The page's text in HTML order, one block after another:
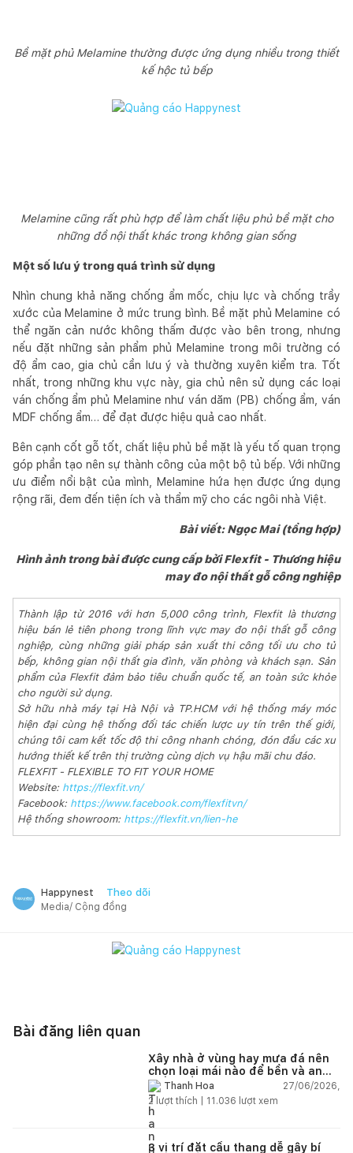
Bề mặt phủ Melamine thường được ứng dụng nhiều trong thiết
kế hộc tủ bếp
Melamine cũng rất phù hợp để làm chất liệu phủ bề mặt cho
những đồ nội thất khác trong không gian sống
Một số lưu ý trong quá trình sử dụng
Nhìn chung khả năng chống ẩm mốc, chịu lực và chống trầy
xước của Melamine ở mức trung bình. Bề mặt phủ Melamine có
thể ngăn cản nước không thấm được vào bên trong, nhưng
nếu đặt những sản phẩm phủ Melamine trong môi trường có
độ ẩm cao, gia chủ cần lưu ý và thường xuyên kiểm tra. Tốt
nhất, trong những khu vực này, gia chủ nên sử dụng các loại
ván chống ẩm phủ Melamine như ván dăm (PB) chống ẩm, ván
MDF chống ẩm… để đạt được hiệu quả cao nhất.
Bên cạnh cốt gỗ tốt, chất liệu phủ bề mặt là yếu tố quan trọng
góp phần tạo nên sự thành công của một bộ tủ bếp. Với những
ưu điểm nổi bật của mình, Melamine hứa hẹn được ứng dụng
rộng rãi, đem đến tiện ích và thẩm mỹ cho các ngôi nhà Việt.
Bài viết: Ngọc Mai (tổng hợp)
Hình ảnh trong bài được cung cấp bởi Flexfit - Thương hiệu
may đo nội thất gỗ công nghiệp
Thành lập từ 2016 với hơn 5,000 công trình, Flexfit là thương
hiệu bán lẻ tiên phong trong lĩnh vực may đo nội thất gỗ công
nghiệp, cùng những giải pháp sản xuất thi công tối ưu cho tủ
bếp, không gian nội thất gia đình, văn phòng và khách sạn. Sản
phẩm của Flexfit đảm bảo tiêu chuẩn quốc tế, an toàn sức khỏe
cho người sử dụng.
Sở hữu nhà máy tại Hà Nội và TP.HCM với hệ thống máy móc
hiện đại cùng hệ thống đối tác chiến lược uy tín trên thế giới,
chúng tôi cam kết tốc độ thi công nhanh chóng, đón đầu các xu
hướng thiết kế trên thị trường cùng dịch vụ hậu mãi chu đáo.
FLEXFIT - FLEXIBLE TO FIT YOUR HOME
Website: https://flexfit.vn/
Facebook: https://www.facebook.com/flexfitvn/
Hệ thống showroom: https://flexfit.vn/lien-he
Happynest Theo dõi
Media/ Cộng đồng
Bài đăng liên quan
Xây nhà ở vùng hay mưa đá nên
chọn loại mái nào để bền và an
toàn?Thanh Hoa
27/06/2026,
2 lượt thích | 11.036 lượt xem
3 vị trí đặt cầu thang dễ gây bí